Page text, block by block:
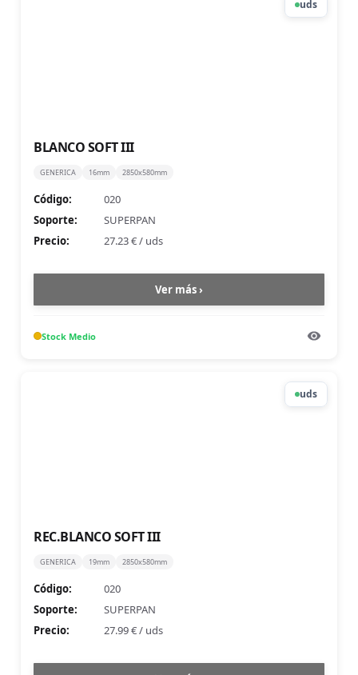
BLANCO SOFT III
GENERICA 16mm 2850x580mm
Código:
020
Soporte:
SUPERPAN
Precio:
27.23 €/ uds
Ver más ›
Stock Medio
uds
REC.BLANCO SOFT III
GENERICA 19mm 2850x580mm
Código:
020
Soporte:
SUPERPAN
Precio:
27.99 €/ uds
uds